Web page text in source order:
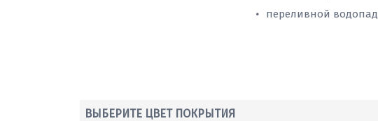
• переливной водопад
ВЫБЕРИТЕ ЦВЕТ ПОКРЫТИЯ